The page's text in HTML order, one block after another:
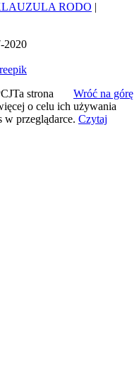
RODO |
2020
Wróć na górę
Ta strona
o celu ich używania
przeglądarce. Czytaj